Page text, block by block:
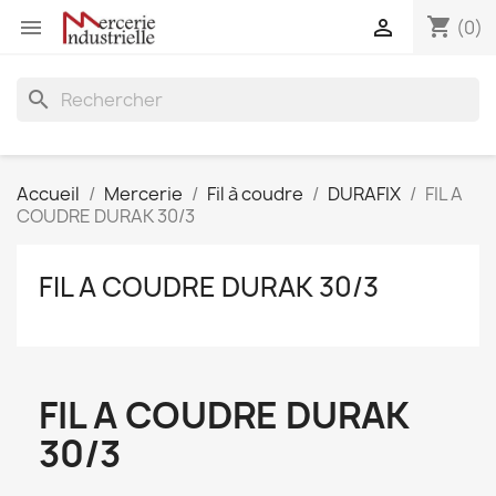
 shopping_cart (0)

search
Accueil Mercerie Fil à coudre DURAFIX
FIL A
COUDRE DURAK 30/3
FIL A COUDRE DURAK 30/3
FIL A COUDRE DURAK
30/3